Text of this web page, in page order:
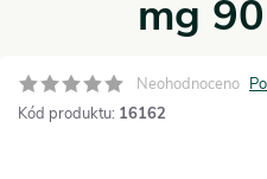
mg
Neohodnoceno
Kód produktu: 16162